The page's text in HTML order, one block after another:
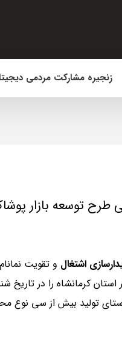
زنجیره مشارکت مردمی
طرح توسعه بازار
اشتغال و تقویت
ریالی در راستای تولید بیش